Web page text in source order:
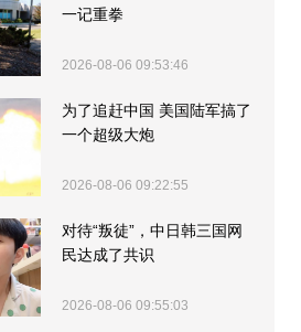
一记重拳
2026-08-06 09:53:46
为了追赶中国 美国陆军搞了
一个超级大炮
2026-08-06 09:22:55
对待“叛徒”，中日韩三国网
民达成了共识
2026-08-06 09:55:03